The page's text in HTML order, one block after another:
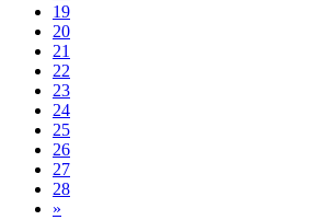
19
20
21
22
23
24
25
26
27
28
»